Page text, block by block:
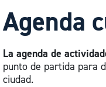
Agenda
La agenda de
punto de partida para
ciudad.